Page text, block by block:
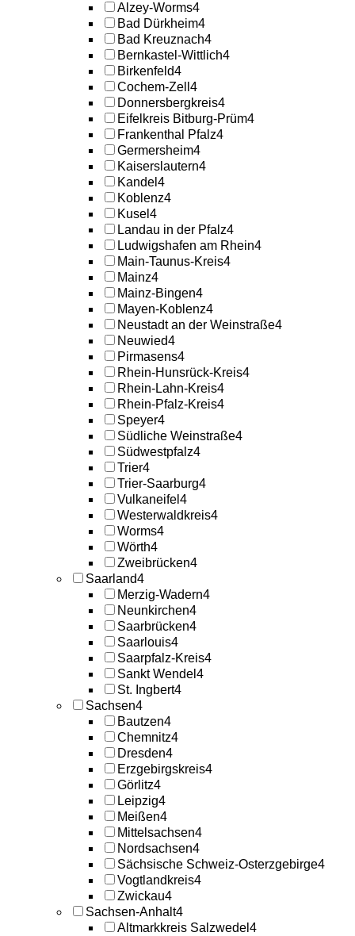
Alzey-Worms4
Bad Dürkheim4
Bad Kreuznach4
Bernkastel-Wittlich4
Birkenfeld4
Cochem-Zell 4
Donnersbergkreis4
Eifelkreis Bitburg-Prüm4
Frankenthal Pfalz4
Germersheim4
Kaiserslautern4
Kandel 4
Koblenz4
Kusel 4
Landau in der Pfalz4
Ludwigshafen am Rhein4
Main-Taunus-Kreis4
Mainz4
Mainz-Bingen4
Mayen-Koblenz4
Neustadt an der Weinstraße4
Neuwied4
Pirmasens4
Rhein-Hunsrück-Kreis4
Rhein-Lahn-Kreis4
Rhein-Pfalz-Kreis4
Speyer4
Südliche Weinstraße4
Südwestpfalz4
Trier4
Trier-Saarburg4
Vulkaneifel 4
Westerwaldkreis4
Worms4
Wörth4
Zweibrücken4
Saarland4
Merzig-Wadern4
Neunkirchen4
Saarbrücken4
Saarlouis4
Saarpfalz-Kreis4
Sankt Wendel 4
St. Ingbert4
Sachsen4
Bautzen4
Chemnitz4
Dresden4
Erzgebirgskreis4
Görlitz4
Leipzig4
Meißen4
Mittelsachsen4
Nordsachsen4
Sächsische Schweiz-Osterzgebirge4
Vogtlandkreis4
Zwickau4
Sachsen-Anhalt4
Altmarkkreis Salzwedel 4